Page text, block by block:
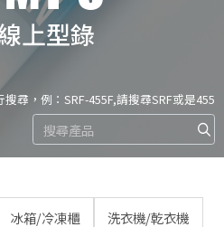
上型錄
尋，例：SRF-455F,請搜尋SRF或是455
冰箱/冷凍櫃 洗衣機/乾衣機